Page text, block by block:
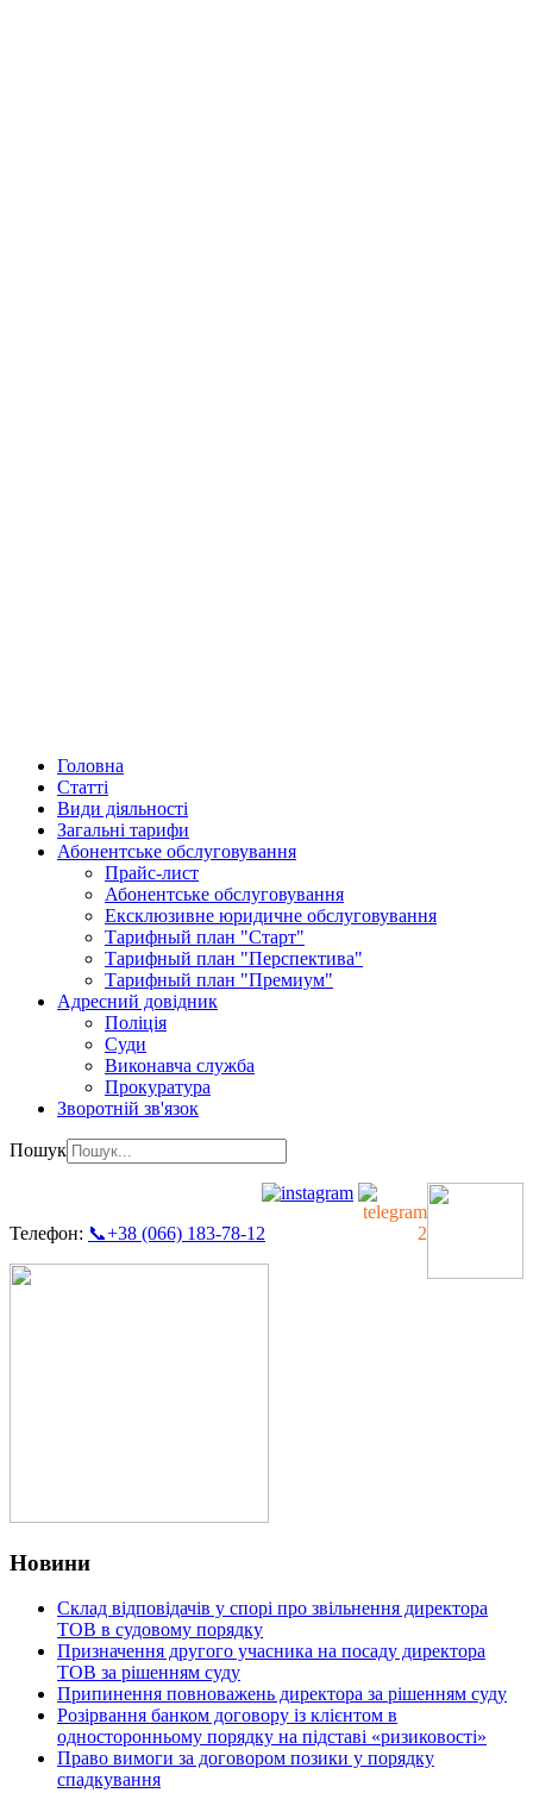
Головна
Статті
Види діяльності
Загальні тарифи
Абонентське обслуговування
Прайс-лист
Абонентське обслуговування
Ексклюзивне юридичне обслуговування
Тарифный план "Старт"
Тарифный план "Перспектива"
Тарифный план "Премиум"
Адресний довідник
Поліція
Суди
Виконавча служба
Прокуратура
Зворотній зв'язок
Пошук
Телефон: 📞+38 (066) 183-78-12
Новини
Склад відповідачів у спорі про звільнення директора
ТОВ в судовому порядку
Призначення другого учасника на посаду директора
ТОВ за рішенням суду
Припинення повноважень директора за рішенням суду
Розірвання банком договору із клієнтом в
односторонньому порядку на підставі «ризиковості»
Право вимоги за договором позики у порядку
спадкування